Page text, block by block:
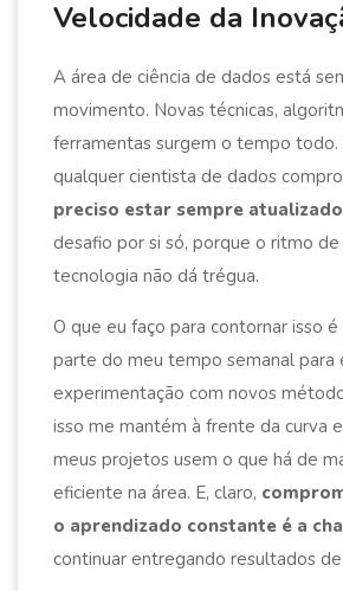
Velocidade da
A área de ciência de dados está
movimento. Novas técnicas,
ferramentas surgem o tempo todo.
qualquer cientista de dados
preciso estar sempre atualizado
desafio por si só, porque o ritmo de
tecnologia não dá trégua.
O que eu faço para contornar isso
parte do meu tempo semanal para
experimentação com novos
isso me mantém à frente da curva
meus projetos usem o que há de
eficiente na área. E, claro,
o aprendizado constante é a
continuar entregando resultados